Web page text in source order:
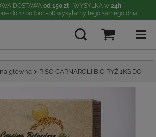
DOSTAWA od 150 zł | WYSYŁKA w 24h
do 12:00 (pon-pt) wysyłamy tego samego dnia
główna RISO CARNAROLI BIO RYŻ 1KG DO